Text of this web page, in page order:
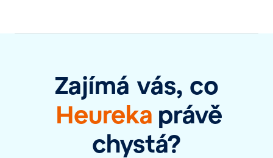
Zajímá vás, co
Heureka právě
chystá?